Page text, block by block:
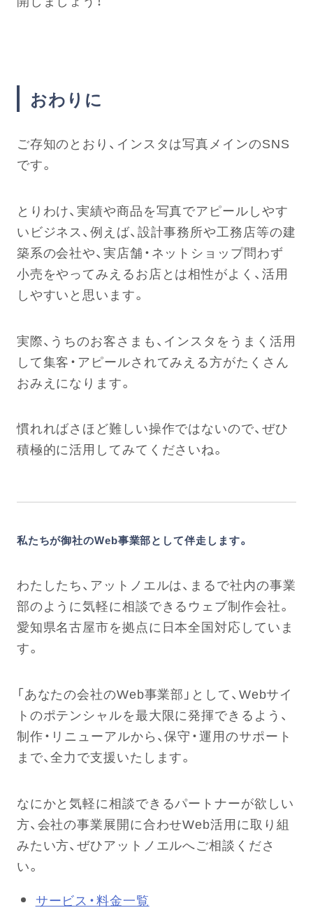
おわりに
ご存知のとおり、インスタは写真メインのSNS
です。
とりわけ、実績や商品を写真でアピールしやす
いビジネス、例えば、設計事務所や工務店等の建
築系の会社や、実店舗・ネットショップ問わず
小売をやってみえるお店とは相性がよく、活用
しやすいと思います。
実際、うちのお客さまも、インスタをうまく活用
して集客・アピールされてみえる方がたくさん
おみえになります。
慣れればさほど難しい操作ではないので、ぜひ
積極的に活用してみてくださいね。
私たちが御社のWeb事業部として伴走します。
わたしたち、アットノエルは、まるで社内の事業
部のように気軽に相談できるウェブ制作会社。
愛知県名古屋市を拠点に日本全国対応していま
す。
「あなたの会社のWeb事業部」として、Webサイ
トのポテンシャルを最大限に発揮できるよう、
制作・リニューアルから、保守・運用のサポート
まで、全力で支援いたします。
なにかと気軽に相談できるパートナーが欲しい
方、会社の事業展開に合わせWeb活用に取り組
みたい方、ぜひアットノエルへご相談くださ
い。
サービス・料金一覧